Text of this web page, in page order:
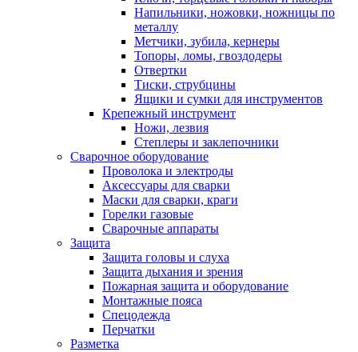
Напильники, ножовки, ножницы по
металлу
Метчики, зубила, кернеры
Топоры, ломы, гвоздодеры
Отвертки
Тиски, струбцины
Ящики и сумки для инструментов
Крепежный инструмент
Ножи, лезвия
Степлеры и заклепочники
Сварочное оборудование
Проволока и электроды
Аксессуары для сварки
Маски для сварки, краги
Горелки газовые
Сварочные аппараты
Защита
Защита головы и слуха
Защита дыхания и зрения
Пожарная защита и оборудование
Монтажные пояса
Спецодежда
Перчатки
Разметка